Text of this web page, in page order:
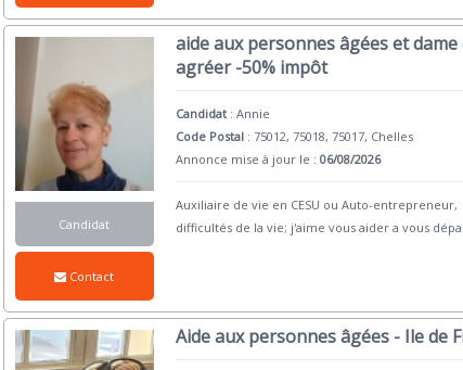
Candidat
Contact
aide aux personnes âgées et
agréer -50% impôt
Candidat :Annie
Code Postal : 75012, 75018, 75017, Chelles
Annonce mise à jour le :06/08/2026
Auxiliaire de vie en CESU ou Auto-
difficultés de la vie; j'aime vous aider a vous
Aide aux personnes âgées - Ile de